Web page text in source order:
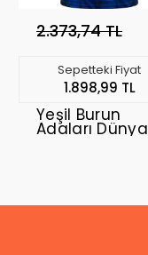
2.373,74 TL
Sepetteki Fiyat
1.898,99 TL
Yeşil Burun
Adaları Dünya
Kupası 2026